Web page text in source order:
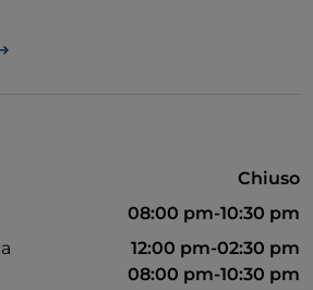
Chiuso
08:00 pm-10:30 pm
12:00 pm-02:30 pm
08:00 pm-10:30 pm